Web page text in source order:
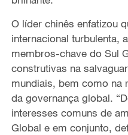
O líder chinês enfatizou
internacional turbulenta,
membros-chave do Sul
construtivas na
mundiais, bem como na
da governança global.
interesses comuns de
Global e em conjunto,